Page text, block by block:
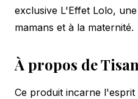
exclusive L'Effet Lolo,
mamans et à la maternité.
À propos de
Ce produit incarne